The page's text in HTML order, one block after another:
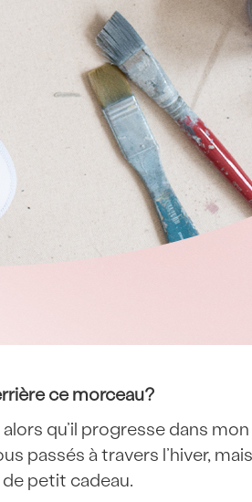
ce morceau?
qu’il progresse dans
à travers l’hiver,
petit cadeau.